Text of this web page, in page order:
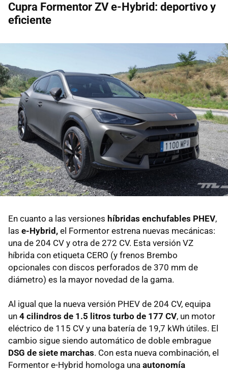
Cupra Formentor ZV e-Hybrid: deportivo y
eficiente
En cuanto a las versiones híbridas enchufables PHEV,
las e-Hybrid, el Formentor estrena nuevas mecánicas:
una de 204 CV y otra de 272 CV. Esta versión VZ
híbrida con etiqueta CERO (y frenos Brembo
opcionales con discos perforados de 370 mm de
diámetro) es la mayor novedad de la gama.
Al igual que la nueva versión PHEV de 204 CV, equipa
un 4 cilindros de 1.5 litros turbo de 177 CV, un motor
eléctrico de 115 CV y una batería de 19,7 kWh útiles. El
cambio sigue siendo automático de doble embrague
DSG de siete marchas. Con esta nueva combinación, el
Formentor e-Hybrid homologa una autonomía